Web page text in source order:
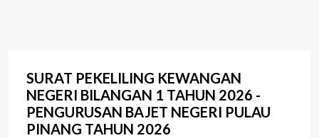
SURAT PEKELILING KEWANGAN
NEGERI BILANGAN 1 TAHUN 2026 -
PENGURUSAN BAJET NEGERI PULAU
PINANG TAHUN 2026